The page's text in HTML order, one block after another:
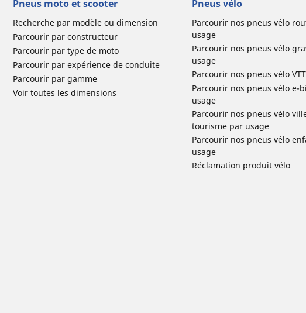
Pneus moto et scooter
Recherche par modèle ou dimension
Parcourir par constructeur
Parcourir par type de moto
Parcourir par expérience de conduite
Parcourir par gamme
Voir toutes les dimensions
Pneus vélo
Parcourir nos pneus vélo
usage
Parcourir nos pneus vélo
usage
Parcourir nos pneus vélo
Parcourir nos pneus vélo e-
usage
Parcourir nos pneus vélo
tourisme par usage
Parcourir nos pneus vélo
usage
Réclamation produit vélo